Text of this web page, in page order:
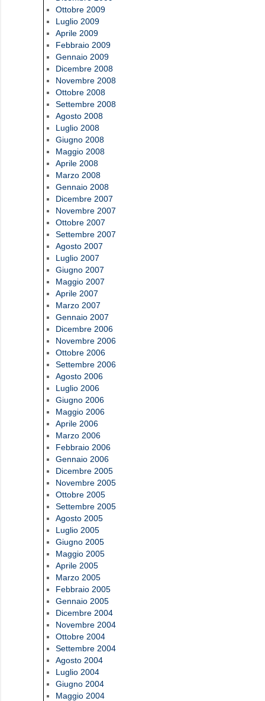
Ottobre 2009
Luglio 2009
Aprile 2009
Febbraio 2009
Gennaio 2009
Dicembre 2008
Novembre 2008
Ottobre 2008
Settembre 2008
Agosto 2008
Luglio 2008
Giugno 2008
Maggio 2008
Aprile 2008
Marzo 2008
Gennaio 2008
Dicembre 2007
Novembre 2007
Ottobre 2007
Settembre 2007
Agosto 2007
Luglio 2007
Giugno 2007
Maggio 2007
Aprile 2007
Marzo 2007
Gennaio 2007
Dicembre 2006
Novembre 2006
Ottobre 2006
Settembre 2006
Agosto 2006
Luglio 2006
Giugno 2006
Maggio 2006
Aprile 2006
Marzo 2006
Febbraio 2006
Gennaio 2006
Dicembre 2005
Novembre 2005
Ottobre 2005
Settembre 2005
Agosto 2005
Luglio 2005
Giugno 2005
Maggio 2005
Aprile 2005
Marzo 2005
Febbraio 2005
Gennaio 2005
Dicembre 2004
Novembre 2004
Ottobre 2004
Settembre 2004
Agosto 2004
Luglio 2004
Giugno 2004
Maggio 2004